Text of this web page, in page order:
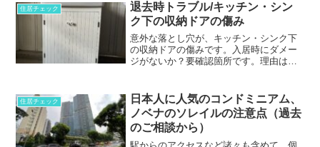
住居チェック
退去時トラブル/キッチン・シン
ク下の収納ドアの傷み
意外な落とし穴が、キッチン・シンク下
の収納ドアの傷みです。入居時にダメー
ジがないか？要確認箇所です。理由は、
住居チェック
日本人に人気のコンドミニアム、
ノベナのソレイルの注意点（過去
のご相談から）